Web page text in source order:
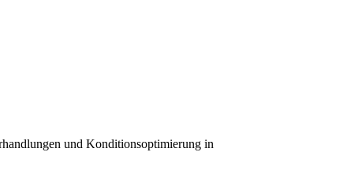
und Konditionsoptimierung in